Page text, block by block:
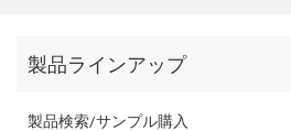
製品ラインアップ
製品検索/サンプル購入